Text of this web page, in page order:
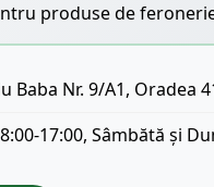
produse de
Baba Nr. 9/A1, Oradea
17:00, Sâmbătă și